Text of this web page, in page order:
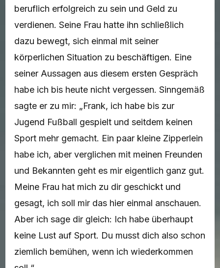
beruflich erfolgreich zu sein und Geld zu
verdienen. Seine Frau hatte ihn schließlich
dazu bewegt, sich einmal mit seiner
körperlichen Situation zu beschäftigen. Eine
seiner Aussagen aus diesem ersten Gespräch
habe ich bis heute nicht vergessen. Sinngemäß
sagte er zu mir: „Frank, ich habe bis zur
Jugend Fußball gespielt und seitdem keinen
Sport mehr gemacht. Ein paar kleine Zipperlein
habe ich, aber verglichen mit meinen Freunden
und Bekannten geht es mir eigentlich ganz gut.
Meine Frau hat mich zu dir geschickt und
gesagt, ich soll mir das hier einmal anschauen.
Aber ich sage dir gleich: Ich habe überhaupt
keine Lust auf Sport. Du musst dich also schon
ziemlich bemühen, wenn ich wiederkommen